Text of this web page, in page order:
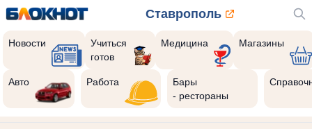
Ставрополь
Новости
Учиться
готов
Медицина Магазины
Авто Работа
Бары
- рестораны